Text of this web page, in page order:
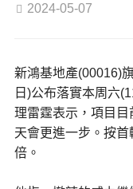
2024-05-07
新鴻基地產(00016)
日)公布落實本周六
理雷霆表示，項目
天會更進一步。按
倍。